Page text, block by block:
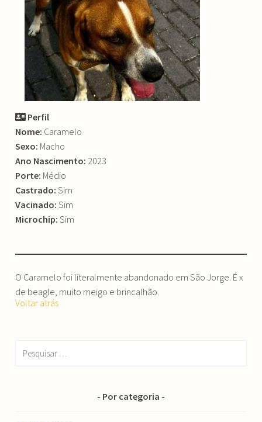
Perfil
Nome: Caramelo
Sexo: Macho
Ano Nascimento: 2023
Porte: Médio
Castrado: Sim
Vacinado: Sim
Microchip:Sim
O Caramelo foi literalmente abandonado em São Jorge. É x
de beagle, muito meigo e brincalhão.
Voltar atrás
Por categoria